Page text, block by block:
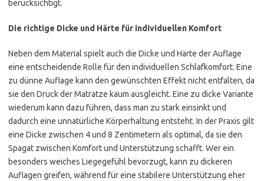
berücksichtigt.
Die richtige Dicke und Härte für individuellen Komfort
Neben dem Material spielt auch die Dicke und Härte der Auflage
eine entscheidende Rolle für den individuellen Schlafkomfort. Eine
zu dünne Auflage kann den gewünschten Effekt nicht entfalten, da
sie den Druck der Matratze kaum ausgleicht. Eine zu dicke Variante
wiederum kann dazu führen, dass man zu stark einsinkt und
dadurch eine unnatürliche Körperhaltung entsteht. In der Praxis gilt
eine Dicke zwischen 4 und 8 Zentimetern als optimal, da sie den
Spagat zwischen Komfort und Unterstützung schafft. Wer ein
besonders weiches Liegegefühl bevorzugt, kann zu dickeren
Auflagen greifen, während für eine stabilere Unterstützung eher